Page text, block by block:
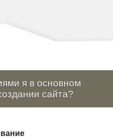
я в основном
сайта?